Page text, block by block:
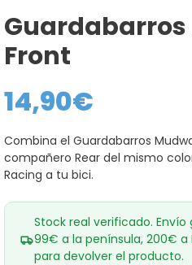
Front
14,90€
Combina el Guardabarros
compañero Rear del mismo
Racing a tu bici.
Stock real verificado.
99€ a la península, 200€ a
para devolver el producto.